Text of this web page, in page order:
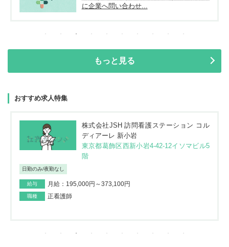
に企業へ問い合わせ...
もっと見る
おすすめ求人特集
株式会社JSH 訪問看護ステーション コル
ディアーレ 新小岩
東京都葛飾区西新小岩4-42-12イソマビル5
階
日勤のみ/夜勤なし
給与 月給：195,000円～373,100円
職種 正看護師